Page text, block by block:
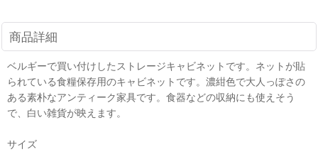
商品詳細
ベルギーで買い付けしたストレージキャビネットです。ネットが貼
られている食糧保存用のキャビネットです。濃紺色で大人っぽさの
ある素朴なアンティーク家具です。食器などの収納にも使えそう
で、白い雑貨が映えます。
サイズ